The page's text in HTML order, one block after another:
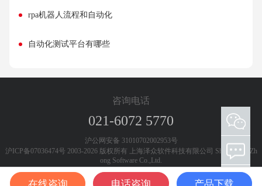
rpa机器人流程和自动化
自动化测试平台有哪些
咨询电话
021-6072 5770
沪公网安备 31010702002953号
沪ICP备07036474号 2003-2026 版权所有 上海泽众软件科技有限公司 Shanghai ZeZh
ong Software Co.,Ltd.
在线咨询 电话咨询 产品下载